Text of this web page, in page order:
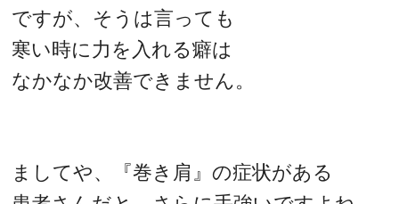
ですが、そうは言っても
寒い時に力を入れる癖は
なかなか改善できません。
ましてや、『巻き肩』の症状がある